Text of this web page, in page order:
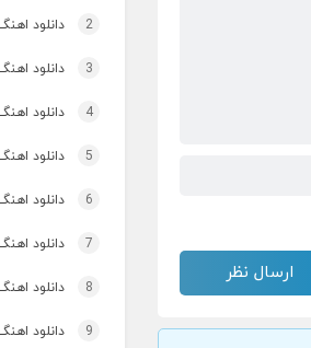
2 دانلود
3 دانلود اهنگ برنو
4 دانلود
5 دانلود
6 دانلود
7 دانلود
8 دانلود
9 دانلود